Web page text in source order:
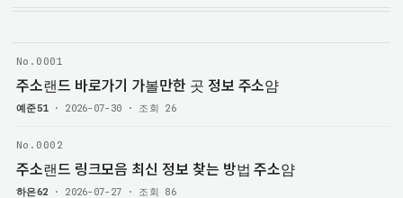
No.0001
주소랜드 바로가기 가볼만한 곳 정보 주소얌
예준51· 2026-07-30 · 조회 26
No.0002
주소랜드 링크모음 최신 정보 찾는 방법 주소얌
하은62 · 2026-07-27 · 조회 86